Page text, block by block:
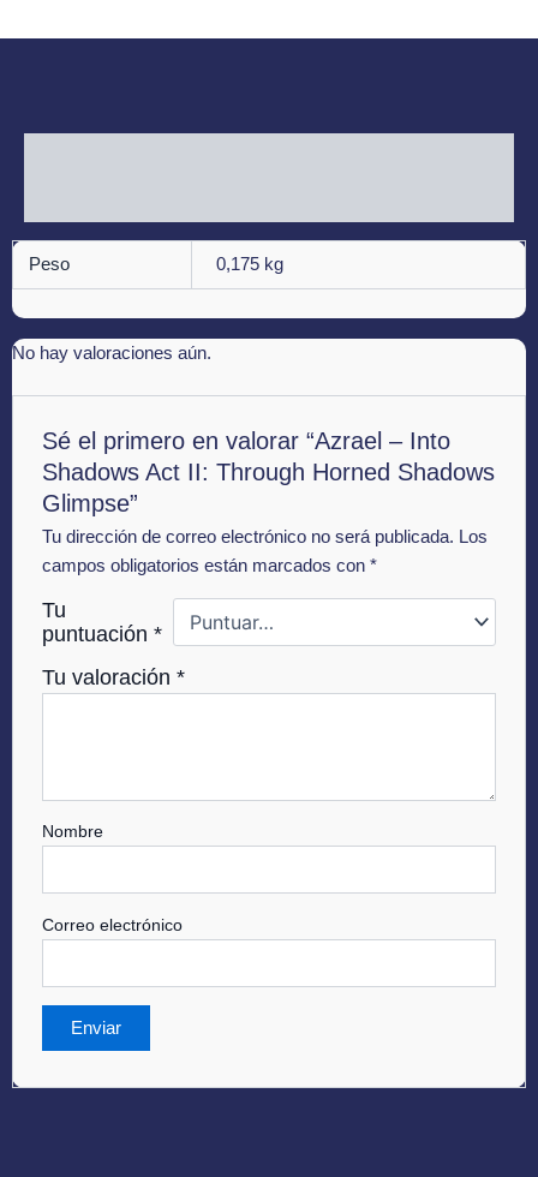
Peso 0,175 kg
No hay valoraciones aún.
Sé el primero en valorar “Azrael – Into
Shadows Act II: Through Horned Shadows
Glimpse”
Tu dirección de correo electrónico no será publicada. Los
campos obligatorios están marcados con*
Tu
puntuación*
Tu valoración*
Nombre
Correo electrónico